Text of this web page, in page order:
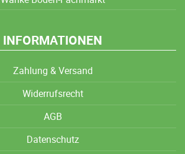
INFORMATIONEN
Zahlung & Versand
Widerrufsrecht
AGB
Datenschutz